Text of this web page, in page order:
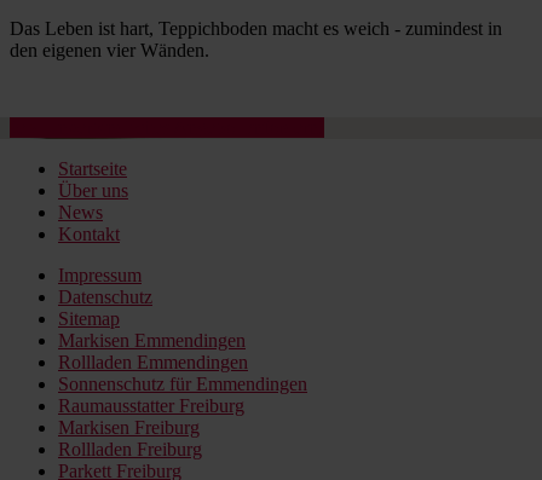
Das Leben ist hart, Teppichboden macht es weich - zumindest in
den eigenen vier Wänden.
Startseite
Über uns
News
Kontakt
Impressum
Datenschutz
Sitemap
Markisen Emmendingen
Rollladen Emmendingen
Sonnenschutz für Emmendingen
Raumausstatter Freiburg
Markisen Freiburg
Rollladen Freiburg
Parkett Freiburg